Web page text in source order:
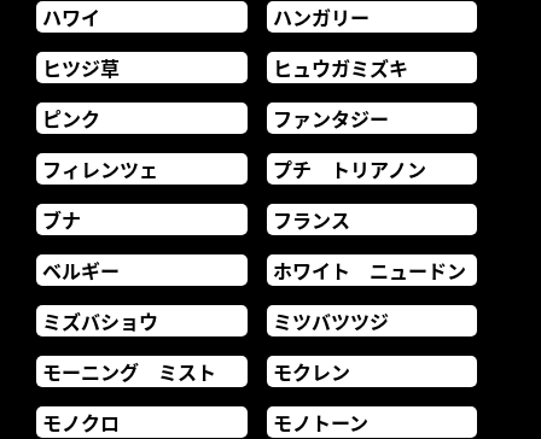
ハワイ
ハンガリー
ヒツジ草
ヒュウガミズキ
ピンク
ファンタジー
フィレンツェ
プチ トリアノン
ブナ
フランス
ベルギー
ホワイト ニュードン
ミズバショウ
ミツバツツジ
モーニング ミスト
モクレン
モノクロ
モノトーン